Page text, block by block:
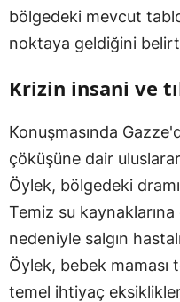
bölgedeki mevcut
noktaya geldiğini
Krizin insani ve
Konuşmasında
çöküşüne dair
Öylek, bölgedeki
Temiz su kaynaklarına
nedeniyle salgın
Öylek, bebek maması
temel ihtiyaç